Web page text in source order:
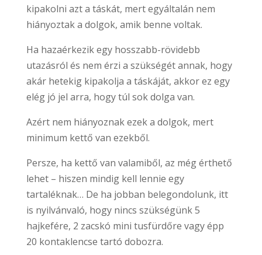
kipakolni azt a táskát, mert egyáltalán nem
hiányoztak a dolgok, amik benne voltak.
Ha hazaérkezik egy hosszabb-rövidebb
utazásról és nem érzi a szükségét annak, hogy
akár hetekig kipakolja a táskáját, akkor ez egy
elég jó jel arra, hogy túl sok dolga van.
Azért nem hiányoznak ezek a dolgok, mert
minimum kettő van ezekből.
Persze, ha kettő van valamiből, az még érthető
lehet – hiszen mindig kell lennie egy
tartaléknak… De ha jobban belegondolunk, itt
is nyilvánvaló, hogy nincs szükségünk 5
hajkefére, 2 zacskó mini tusfürdőre vagy épp
20 kontaklencse tartó dobozra.